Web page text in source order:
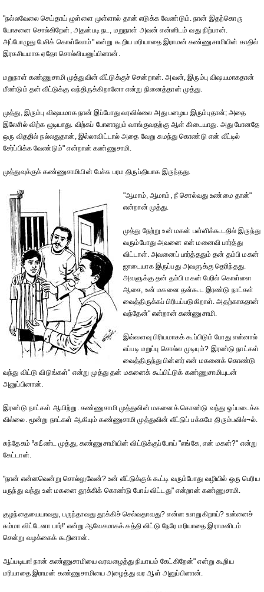
"நல்லவேலை செய்தாய் ழுள்ளை முள்ளால் தான் எடுக்க வேண்டும். நான் இதற்கொரு
யோசனை சொல்கிறேன், அதன்படி நட, மறுநாள் அவன் என்னிடம் வது நிற்பான்.
அப்போழுது பேசிக் கொள்வோம்" என்று கூறிய மரியாதை இராமன் கண்ணுசாமியின் காதில்
இரகசியமாக ஏதோ சொல்லியனுப்பினான்.
மறுநாள் கண்ணுசாமி முத்துவின் வீட்டுக்குச் சென்றான். அவன், இரும்பு விஷயமாகதான்
மீண்டும் தன் வீட்டுக்கு வந்திருக்கிறானோ என்று நினைத்தான் முத்து.
முத்து, இரும்பு விஷயமாக நான் இப்போது வரவில்லை அது பனழய இரும்புதான்; அதை
இலேசில் விற்க ழுடியாது. விற்கப் போனாலும் வாங்குவதற்கு ஆள் கிடையாது. அது போனதே
ஒரு விததில் நல்லதுதான், இல்லாவிட்டால் அதை வேறு சுமந்து கொண்டு என் வீட்டில்
சேர்ப்பிக்க வேண்டும்" என்றான் கண்ணுசாமி.
முத்துவுக்குக் கண்ணுசாமியின் பேச்சு பரம திருப்தியாக இருந்தது.
"ஆமாம், ஆமாம், நீ சொல்வது உண்மை தான்"
என்றான் முத்து.
முத்து நேற்று உன் மகன் பள்ளிக்கூடதில் இருந்து
வரும்போது அவனை என் மனைவி பார்த்து
விட்டாள். அவனைப் பார்த்ததும் தன் தம்பி மகன்
ஜாடையாக இருப்பது அவளுக்கு தெரிந்தது.
அவளுக்கு தன் தம்பி மகன் பேரில் கொள்ளை
ஆசை, உன் மகனை தன்கூட இரண்டு நாட்கள்
வைத்திருக்கப் பிரியப்படுகிறாள். அதற்காகதான்
வந்தேன்" என்றான் கண்ணுசாமி.
இவ்வளவு பிரியமாகக் கூப்பிடும் போது என்னால்
எப்படி மறுப்பு சொல்ல முடியும்? இரண்டு நாட்கள்
வைத்திருந்து பின்னர் என் மகனைக் கொண்டு
வந்து விட்டு விடுங்கள்" என்று முத்து தன் மகனைக் கூப்பிட்டுக் கண்ணுசாமியுடன்
அனுப்பினான்.
இரண்டு நாட்கள் ஆயிற்று. கண்ணுசாமி முத்துவின் மகனைக் கொண்டு வந்து ஒப்படைக்க
வில்லை. மூன்று நாட்கள் ஆகியும் கண்ணுசாமி முத்துவின் வீட்டுப் பக்கமே திரும்பவில்¬ல்.
சுந்தேகம் ªசு£ண்ட முத்து, கண்ணுசாமியின் விட்டுக்குப்போய் "எங்கே, என் மகன்?" என்று
கேட்டான்.
"நான் என்னவென்று சொல்லுவேன்? உன் வீட்டுக்குக் கூட்டி வரும்போது வழியில் ஒரு பெரிய
பருந்து வந்து உன் மகனை தூக்கிக் கொண்டு போய் விட்டது" என்றான் கண்ணுசாமி.
குழந்தையையாவது, பருந்தாவது தூக்கிச் செல்வதாவது? என்ன உளறுகிறாய்? உன்னைச்
சும்மா விட்டேனா பார்!' என்று ஆவேசமாகக் கத்தி விட்டு நேரே மரியாதை இராமனிடம்
சென்று வழக்கைக் கூறினான்.
ஆப்படியா! நான் கண்ணுசாமியை வரவழைத்து நியாயம் கேட்கிறேன்" என்று கூறிய
மரியாதை இராமன் கண்ணுசாமியை அழைத்து வர ஆள் அனுப்பினான்.